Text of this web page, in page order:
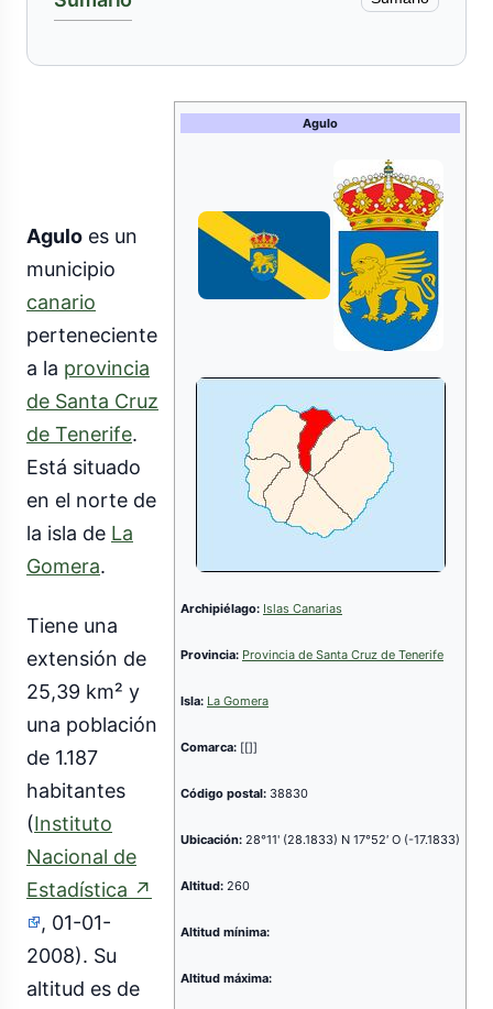
Agulo
Archipiélago: Islas Canarias
Provincia: Provincia de Santa Cruz de Tenerife
Isla: La Gomera
Comarca: [[]]
Código postal: 38830
Ubicación: 28°11' (28.1833) N 17°52′ O (-17.1833)
Altitud: 260
Altitud mínima:
Altitud máxima:
Agulo es un
municipio
canario
perteneciente
a la provincia
de Santa Cruz
de Tenerife.
Está situado
en el norte de
la isla de La
Gomera.
Tiene una
extensión de
25,39 km² y
una población
de 1.187
habitantes
(Instituto
Nacional de
Estadística ↗
(enlace
externo)
, 01-01-
2008). Su
altitud es de